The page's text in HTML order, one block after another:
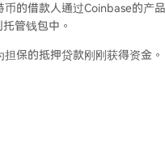
的借款人通过Coinbase的产
管钱包中。
保的抵押贷款刚刚获得资金。